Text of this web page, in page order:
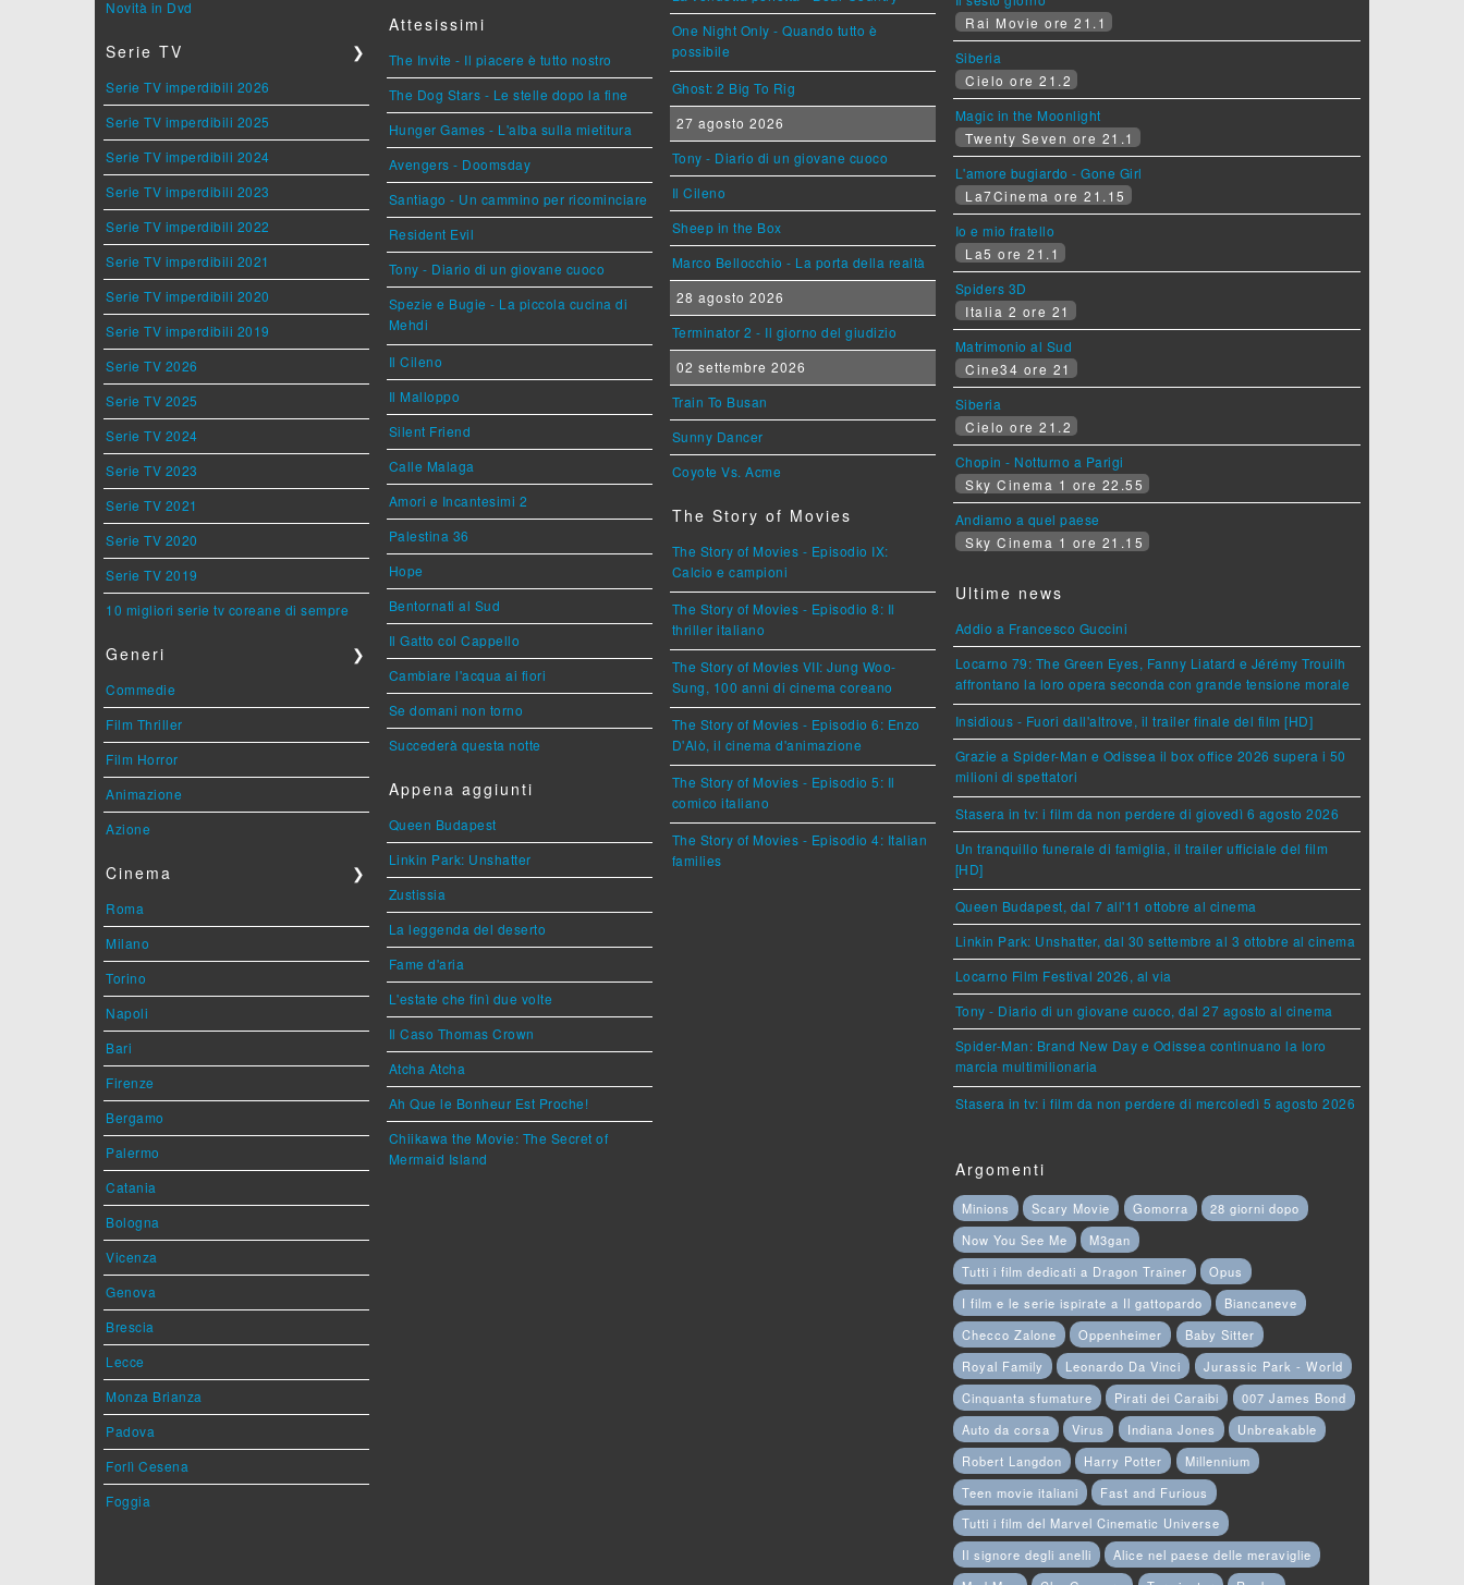
Novità in Dvd
Serie TV ❯
Serie TV imperdibili 2026
Serie TV imperdibili 2025
Serie TV imperdibili 2024
Serie TV imperdibili 2023
Serie TV imperdibili 2022
Serie TV imperdibili 2021
Serie TV imperdibili 2020
Serie TV imperdibili 2019
Serie TV 2026
Serie TV 2025
Serie TV 2024
Serie TV 2023
Serie TV 2021
Serie TV 2020
Serie TV 2019
10 migliori serie tv coreane di sempre
Generi ❯
Commedie
Film Thriller
Film Horror
Animazione
Azione
Cinema ❯
Roma
Milano
Torino
Napoli
Bari
Firenze
Bergamo
Palermo
Catania
Bologna
Vicenza
Genova
Brescia
Lecce
Monza Brianza
Padova
Forlì Cesena
Foggia
Attesissimi
The Invite - Il piacere è tutto nostro
The Dog Stars - Le stelle dopo la fine
Hunger Games - L'alba sulla mietitura
Avengers - Doomsday
Santiago - Un cammino per ricominciare
Resident Evil
Tony - Diario di un giovane cuoco
Spezie e Bugie - La piccola cucina di
Mehdi
Il Cileno
Il Malloppo
Silent Friend
Calle Malaga
Amori e Incantesimi 2
Palestina 36
Hope
Bentornati al Sud
Il Gatto col Cappello
Cambiare l'acqua ai fiori
Se domani non torno
Succederà questa notte
Appena aggiunti
Queen Budapest
Linkin Park: Unshatter
Zustissia
La leggenda del deserto
Fame d'aria
L'estate che finì due volte
Il Caso Thomas Crown
Atcha Atcha
Ah Que le Bonheur Est Proche!
Chiikawa the Movie: The Secret of
Mermaid Island
One Night Only - Quando tutto è
possibile
Ghost: 2 Big To Rig
27 agosto 2026
Tony - Diario di un giovane cuoco
Il Cileno
Sheep in the Box
Marco Bellocchio - La porta della realtà
28 agosto 2026
Terminator 2 - Il giorno del giudizio
02 settembre 2026
Train To Busan
Sunny Dancer
Coyote Vs. Acme
The Story of Movies
The Story of Movies - Episodio IX:
Calcio e campioni
The Story of Movies - Episodio 8: Il
thriller italiano
The Story of Movies VII: Jung Woo-
Sung, 100 anni di cinema coreano
The Story of Movies - Episodio 6: Enzo
D'Alò, il cinema d'animazione
The Story of Movies - Episodio 5: Il
comico italiano
The Story of Movies - Episodio 4: Italian
families
Rai Movie ore 21.1
Siberia
Cielo ore 21.2
Magic in the Moonlight
Twenty Seven ore 21.1
L'amore bugiardo - Gone Girl
La7Cinema ore 21.15
Io e mio fratello
La5 ore 21.1
Spiders 3D
Italia 2 ore 21
Matrimonio al Sud
Cine34 ore 21
Siberia
Cielo ore 21.2
Chopin - Notturno a Parigi
Sky Cinema 1 ore 22.55
Andiamo a quel paese
Sky Cinema 1 ore 21.15
Ultime news
Addio a Francesco Guccini
Locarno 79: The Green Eyes, Fanny Liatard e Jérémy Trouilh
affrontano la loro opera seconda con grande tensione morale
Insidious - Fuori dall'altrove, il trailer finale del film [HD]
Grazie a Spider-Man e Odissea il box office 2026 supera i 50
milioni di spettatori
Stasera in tv: i film da non perdere di giovedì 6 agosto 2026
Un tranquillo funerale di famiglia, il trailer ufficiale del film
[HD]
Queen Budapest, dal 7 all'11 ottobre al cinema
Linkin Park: Unshatter, dal 30 settembre al 3 ottobre al cinema
Locarno Film Festival 2026, al via
Tony - Diario di un giovane cuoco, dal 27 agosto al cinema
Spider-Man: Brand New Day e Odissea continuano la loro
marcia multimilionaria
Stasera in tv: i film da non perdere di mercoledì 5 agosto 2026
Argomenti
Minions Scary Movie Gomorra
28 giorni dopo
Now You See Me
M3gan
Tutti i film dedicati a Dragon Trainer
Opus
I film e le serie ispirate a Il gattopardo
Biancaneve
Checco Zalone
Oppenheimer
Baby Sitter
Royal Family
Leonardo Da Vinci
Jurassic Park - World
Cinquanta sfumature
Pirati dei Caraibi
007 James Bond
Auto da corsa
Virus Indiana Jones
Unbreakable
Robert Langdon
Harry Potter
Millennium
Teen movie italiani
Fast and Furious
Tutti i film del Marvel Cinematic Universe
Il signore degli anelli
Alice nel paese delle meraviglie